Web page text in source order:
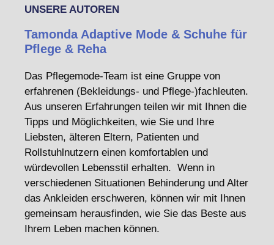
UNSERE AUTOREN
Tamonda Adaptive Mode & Schuhe für
Pflege & Reha
Das Pflegemode-Team ist eine Gruppe von
erfahrenen (Bekleidungs- und Pflege-)fachleuten.
Aus unseren Erfahrungen teilen wir mit Ihnen die
Tipps und Möglichkeiten, wie Sie und Ihre
Liebsten, älteren Eltern, Patienten und
Rollstuhlnutzern einen komfortablen und
würdevollen Lebensstil erhalten. Wenn in
verschiedenen Situationen Behinderung und Alter
das Ankleiden erschweren, können wir mit Ihnen
gemeinsam herausfinden, wie Sie das Beste aus
Ihrem Leben machen können.